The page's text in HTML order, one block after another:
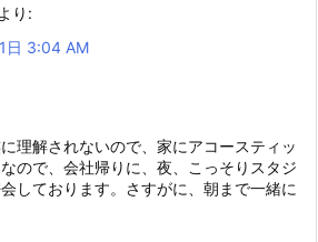
より:
日 3:04 AM
理解されないので、家にアコースティッ
ので、会社帰りに、夜、こっそりスタジ
しております。さすがに、朝まで一緒に